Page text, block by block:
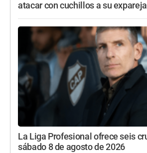
atacar con cuchillos a su expareja
La Liga Profesional ofrece seis
sábado 8 de agosto de 2026